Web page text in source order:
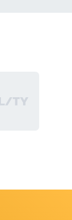
statuse
odošle na
šablónu a
okno.